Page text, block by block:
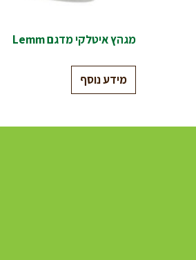
מגהץ איטלקי מדגם Lemm
מידע נוסף